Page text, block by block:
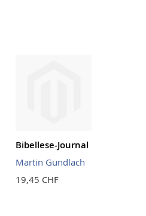
Bibellese-Journal
Martin Gundlach
19,45 CHF